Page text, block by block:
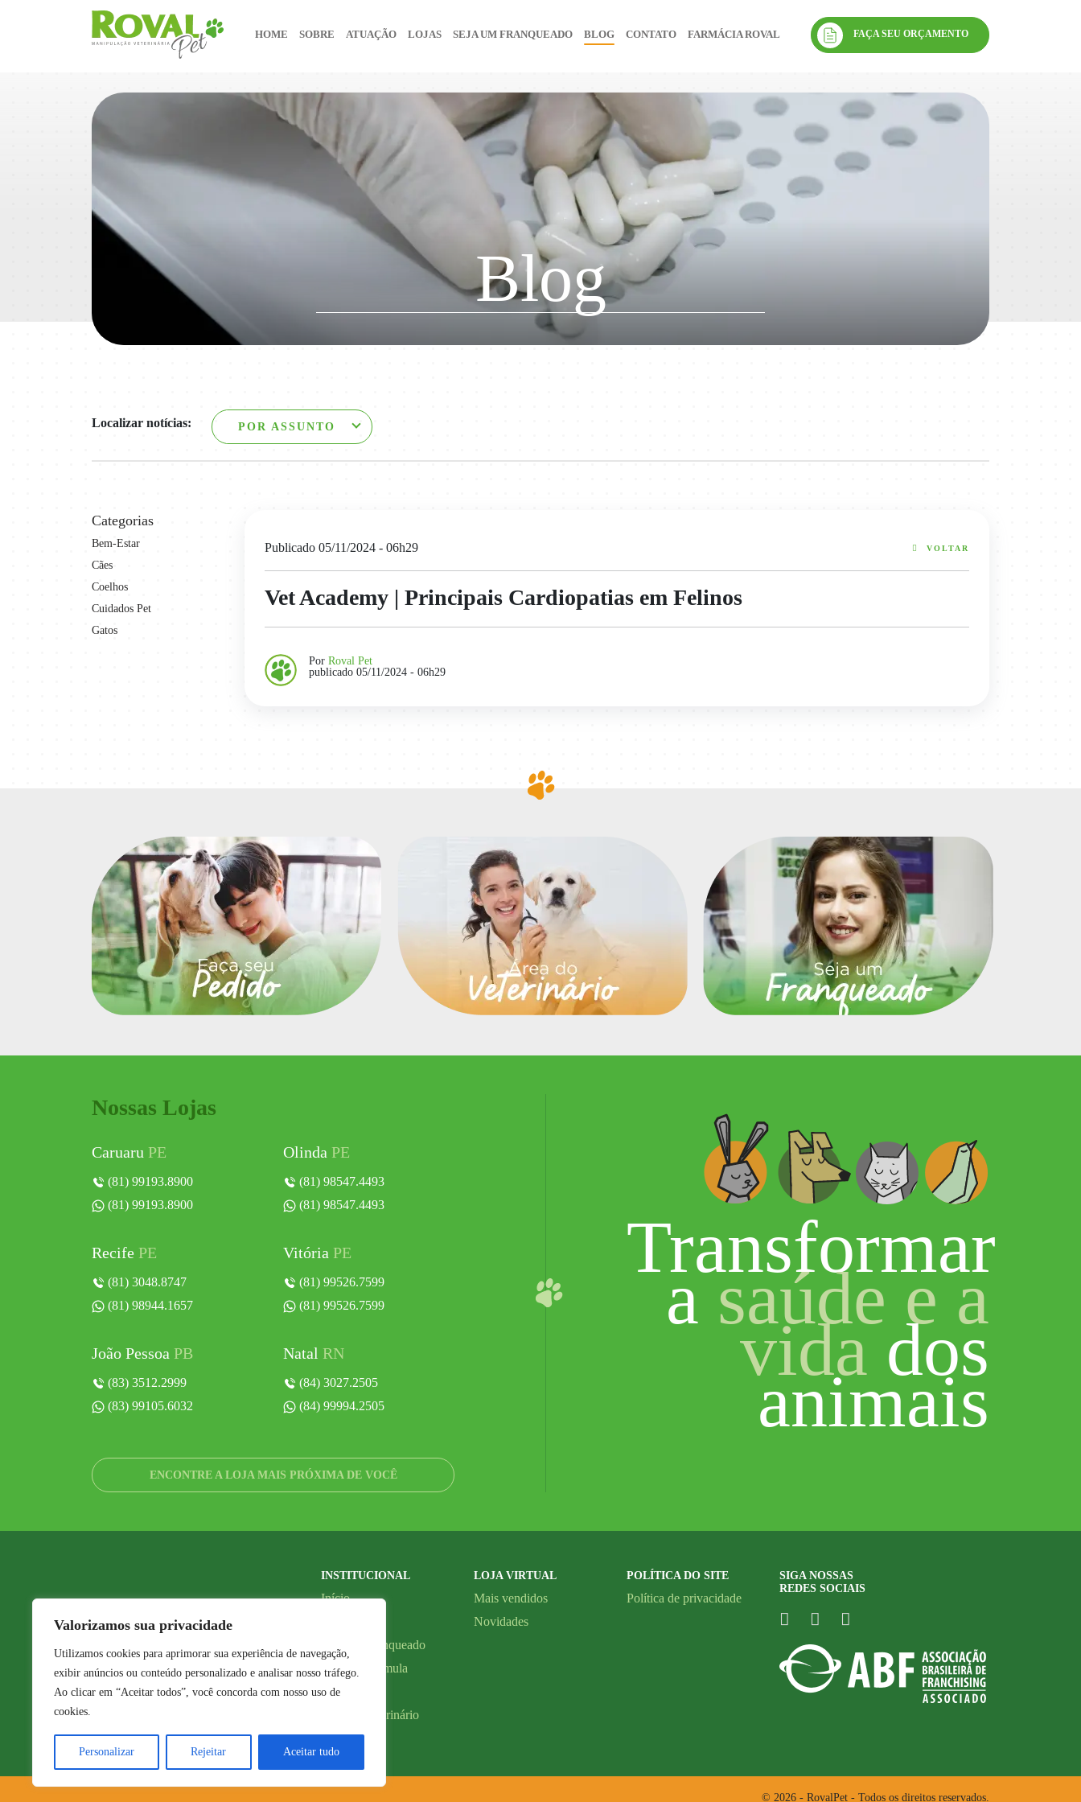
Valorizamos sua privacidade
Utilizamos cookies para aprimorar sua experiência de navegação,
exibir anúncios ou conteúdo personalizado e analisar nosso tráfego.
Ao clicar em “Aceitar todos”, você concorda com nosso uso de
cookies.
Personalizar Rejeitar Aceitar tudo
HOME SOBRE ATUAÇÃO LOJAS SEJA UM FRANQUEADO BLOG CONTATO FARMÁCIA ROVAL FAÇA SEU ORÇAMENTO
Blog
Localizar notícias: POR ASSUNTO
Categorias
Bem-Estar
Cães
Coelhos
Cuidados Pet
Gatos
Publicado 05/11/2024 - 06h29 VOLTAR
Vet Academy | Principais Cardiopatias em Felinos
Por Roval Pet
publicado 05/11/2024 - 06h29
Nossas Lojas
Caruaru PE
(81) 99193.8900
(81) 99193.8900
Olinda PE
(81) 98547.4493
(81) 98547.4493
Recife PE
(81) 3048.8747
(81) 98944.1657
Vitória PE
(81) 99526.7599
(81) 99526.7599
João Pessoa PB
(83) 3512.2999
(83) 99105.6032
Natal RN
(84) 3027.2505
(84) 99994.2505
ENCONTRE A LOJA MAIS PRÓXIMA DE VOCÊ
Transformar
asaúde e a
vidados
animais
INSTITUCIONAL
Início
Seja um Franqueado
Faça sua fórmula
Contato
Área do veterinário
LOJA VIRTUAL
Mais vendidos
Novidades
POLÍTICA DO SITE
Política de privacidade
SIGA NOSSAS
REDES SOCIAIS
© 2026 - RovalPet - Todos os direitos reservados.